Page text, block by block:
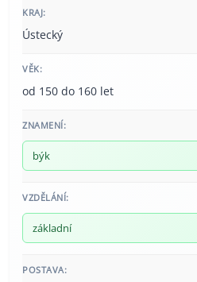
KRAJ:
Ústecký
VĚK:
od 150 do 160 let
ZNAMENÍ:
býk
VZDĚLÁNÍ:
základní
POSTAVA: